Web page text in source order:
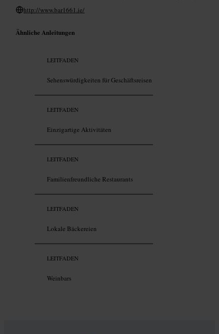
http://www.bar1661.ie/
Ähnliche Anleitungen
LEITFADEN
Sehenswürdigkeiten für Geschäftsreisen
LEITFADEN
Einzigartige Aktivitäten
LEITFADEN
Familienfreundliche Restaurants
LEITFADEN
Lokale Bäckereien
LEITFADEN
Weinbars